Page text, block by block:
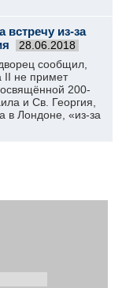
встречу из-за
28.06.2018
сообщил,
II не примет
200-
и Св. Георгия,
в Лондоне, «из-за